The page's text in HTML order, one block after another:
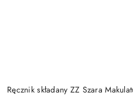
Ręcznik składany ZZ Szara